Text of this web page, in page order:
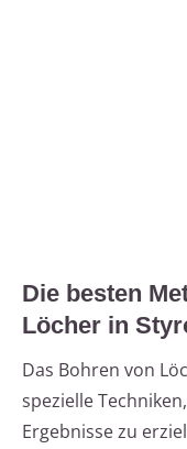
Die besten
Löcher in
Das Bohren von
spezielle
Ergebnisse zu